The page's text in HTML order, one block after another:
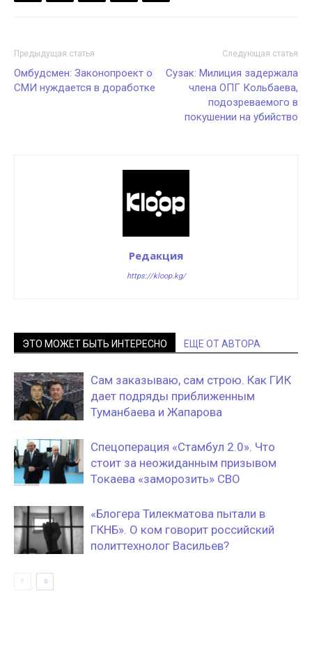
Предыдущая статья
Омбудсмен: Законопроект о
СМИ нуждается в доработке
Следующая статья
Сузак: Милиция задержала
члена ОПГ Кольбаева,
подозреваемого в
покушении на убийство
Редакция
https://kloop.kg/
ЭТО МОЖЕТ БЫТЬ ИНТЕРЕСНО ЕЩЕ ОТ АВТОРА
Сам заказываю, сам строю. Как ГИК
дает подряды приближенным
Туманбаева и Жапарова
Спецоперация «Стамбул 2.0». Что
стоит за неожиданным призывом
Токаева «заморозить» СВО
«Блогера Тилекматова пытали в
ГКНБ». О ком говорит российский
политтехнолог Васильев?